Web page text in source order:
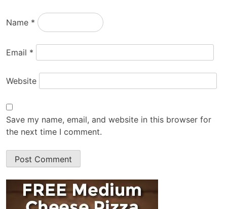
Name *
Email *
Website
Save my name, email, and website in this browser for
the next time I comment.